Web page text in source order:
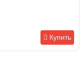
Купить